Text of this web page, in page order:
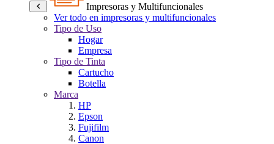
Impresoras y Multifuncionales
Ver todo en impresoras y multifuncionales
Tipo de Uso
Hogar
Empresa
Tipo de Tinta
Cartucho
Botella
Marca
HP
Epson
Fujifilm
Canon